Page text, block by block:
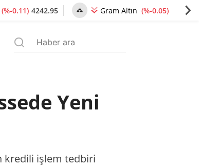
(%-0.11) 4242.95 Gram Altın (%-0.05) 6492.84
Yeni
kredili işlem tedbiri